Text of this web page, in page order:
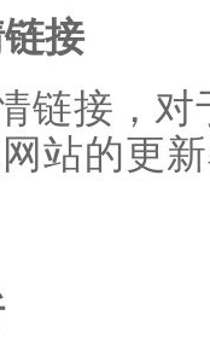
接
链接，对
站的更